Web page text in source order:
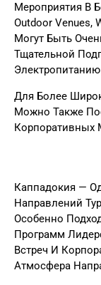
Мероприятия В
Outdoor Venues,
Могут Быть
Тщательной
Для Более
Можно Также
Корпоративных
Каппадокия —
Направлений
Особенно
Программ
Встреч И
Атмосфера